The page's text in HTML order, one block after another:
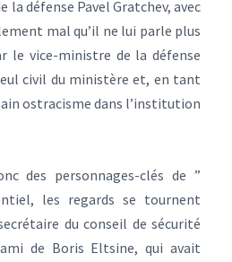
la défense Pavel Gratchev, avec
mal qu’il ne lui parle plus
le vice-ministre de la défense
civil du ministère et, en tant
ostracisme dans l’institution
des personnages-clés de ”
les regards se tournent
du conseil de sécurité
de Boris Eltsine, qui avait